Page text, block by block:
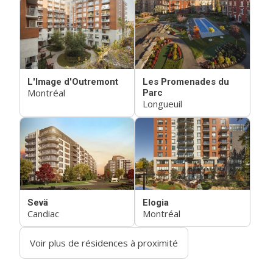
L'Image d'Outremont
Montréal
Les Promenades du
Parc
Longueuil
Sevä
Candiac
Elogia
Montréal
Voir plus de résidences à proximité